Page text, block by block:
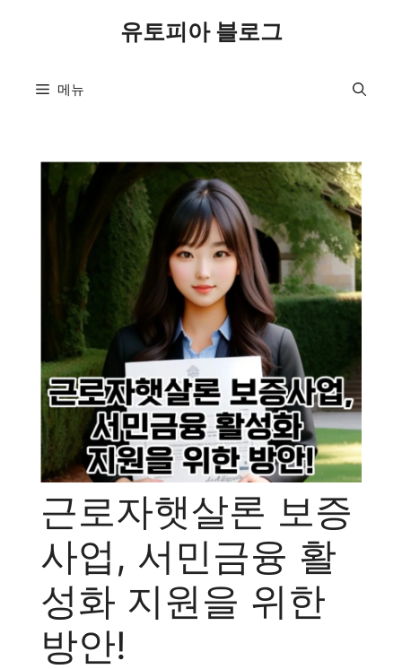
유토피아 블로그
메뉴
근로자햇살론 보증
사업, 서민금융 활
성화 지원을 위한
방안!